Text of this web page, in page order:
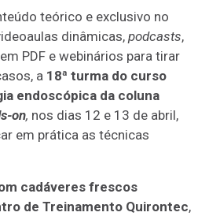
teórico e exclusivo no
dinâmicas, podcasts,
PDF e webinários para tirar
a 18ª turma do curso
endoscópica da coluna
on, nos dias 12 e 13 de abril,
em prática as técnicas
cadáveres frescos
de Treinamento Quirontec,